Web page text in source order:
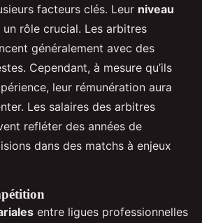
facteurs clés. Leur niveau
un rôle crucial. Les arbitres
généralement avec des
Cependant, à mesure qu’ils
leur rémunération aura
Les salaires des arbitres
refléter des années de
dans des matchs à enjeux
entre ligues professionnelles